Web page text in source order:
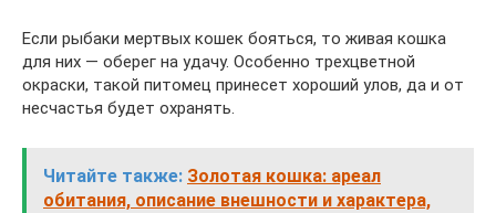
Если рыбаки мертвых кошек бояться, то живая кошка
для них — оберег на удачу. Особенно трехцветной
окраски, такой питомец принесет хороший улов, да и от
несчастья будет охранять.
Читайте также: Золотая кошка: ареал
обитания, описание внешности и характера,